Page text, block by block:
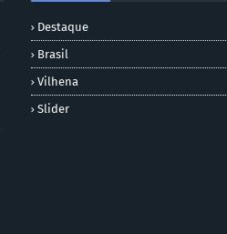
Destaque
Brasil
Vilhena
Slider